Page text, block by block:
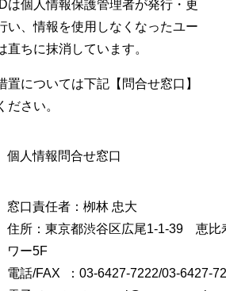
は個人情報保護管理者が発行・更
い、情報を使用しなくなったユー
直ちに抹消しています。
置については下記【問合せ窓口】
ださい。
個人情報問合せ窓口
窓口責任者：栁林 忠大
住所：東京都渋谷区広尾1-1-39恵比
ワー5F
電話/FAX ： 03-6427-7222/03-6427-